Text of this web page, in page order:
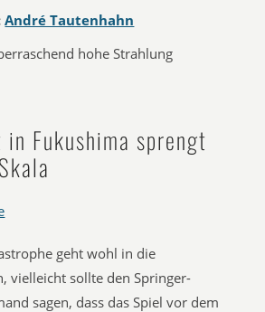
André Tautenhahn
hohe Strahlung
Fukushima sprengt
geht wohl in die
vielleicht sollte den Springer-
sagen, dass das Spiel vor dem